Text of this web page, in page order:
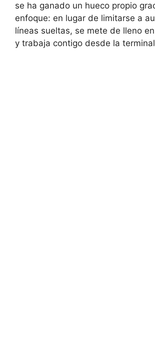
se ha ganado un hueco propio
enfoque: en lugar de limitarse a
líneas sueltas, se mete de lleno
y trabaja contigo desde la